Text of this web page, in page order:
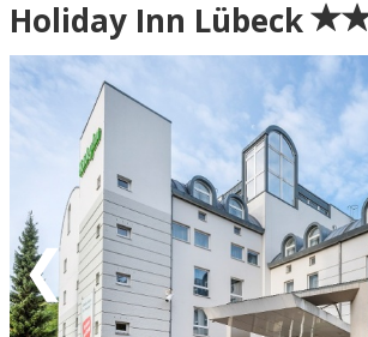
Ankomst
Grøn = Ankomstdatoen er ledig
igennem)
Gul = Ankomstdatoen er måske ledig
bookes/reserveres - vi vender tilbage
bekræftelse)
Rød = Ankomstdatoen er udsolgt
Hvid = Ingen ankomst mulig
Eventuel rabat er fratrukket de oplyste priser.
Holiday Inn Lübeck